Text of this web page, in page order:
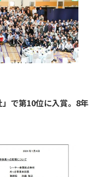
で第10位に入賞。8年